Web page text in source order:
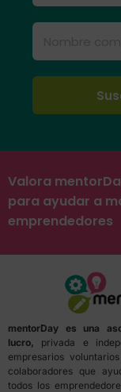
Valora
para ayudar a
emprendedores
mentorDay es una
lucro, privada e
empresarios
colaboradores que
todos los